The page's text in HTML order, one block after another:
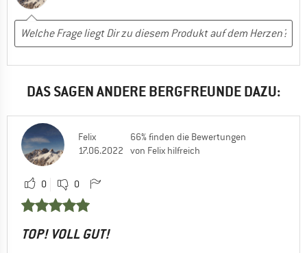
DAS SAGEN ANDERE BERGFREUNDE DAZU:
Felix
17.06.2022
66% finden die Bewertungen
von Felix hilfreich
0 0
TOP! VOLL GUT!